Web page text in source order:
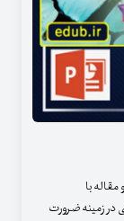
مقاله با
در زمینه ضرورت